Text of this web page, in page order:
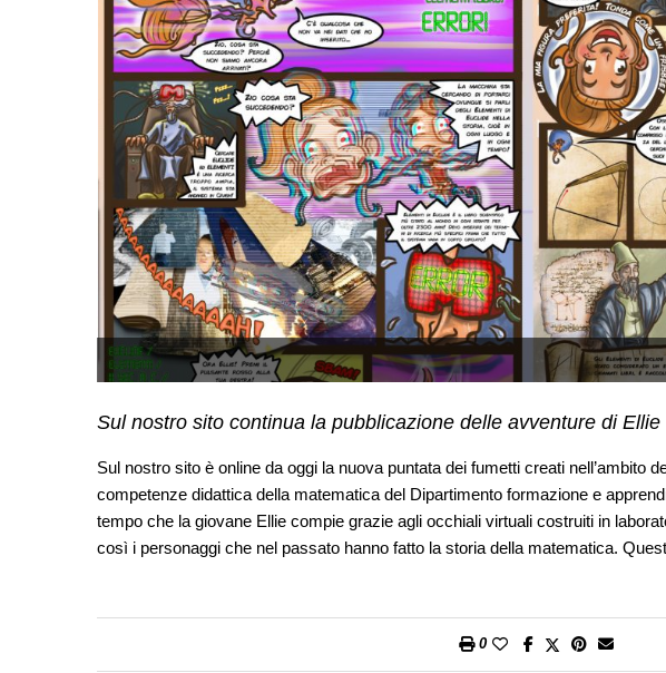
Sul nostro sito continua la pubblicazione delle avventure di Ellie
Sul nostro sito è online da oggi la nuova puntata dei fumetti creati nell’ambito
competenze didattica della matematica del Dipartimento formazione e
tempo che la giovane Ellie compie grazie agli occhiali virtuali costruiti in
così i personaggi che nel passato hanno fatto la storia della matematica.
0